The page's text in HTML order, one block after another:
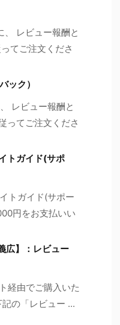
レビュー報酬と
てご注文くださ
ック）
レビュー報酬と
ってご注文くださ
トガイド(サポ
トガイド(サポー
円をお支払いい
広】：レビュー
経由でご購入いた
の「レビュー ...